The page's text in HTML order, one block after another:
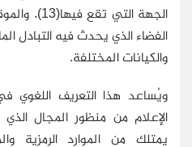
الجهة التي
الفضاء الذي يحدث فيه التبادل
والكيانات المختلفة.
ويُساعد هذا التعريف
الإعلام من منظور المجال الذي
يمتلك من الموارد الرمزية